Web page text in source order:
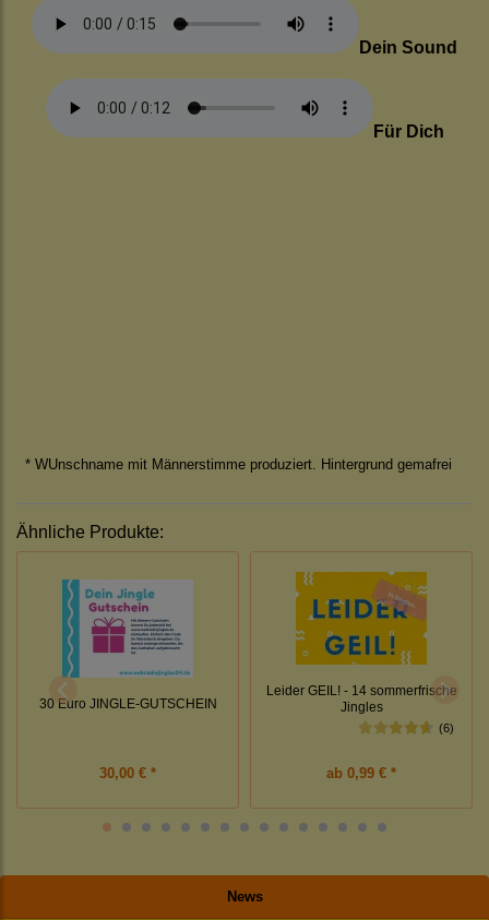
News
Dein Sound
Für Dich
* WUnschname mit Männerstimme produziert. Hintergrund gemafrei
Ähnliche Produkte:
30 Euro JINGLE-GUTSCHEIN
30,00 € *
Leider GEIL! - 14 sommerfrische
Jingles
(6)
ab 0,99 € *